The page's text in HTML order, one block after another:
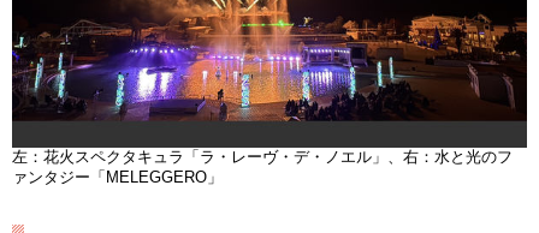
左：花火スペクタキュラ「ラ・レーヴ・デ・ノエル」、右：水と光のフ
ァンタジー「MELEGGERO」